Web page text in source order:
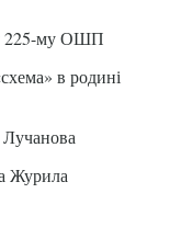
у 225-му ОШП
в родині
Журила